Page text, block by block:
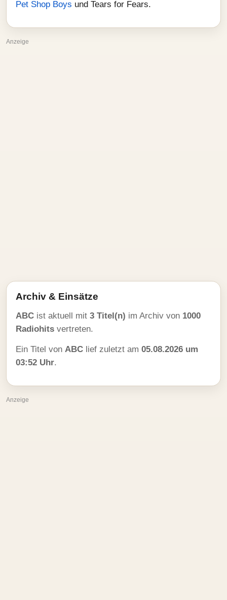
Pet Shop Boys und Tears for Fears.
Anzeige
Archiv & Einsätze
ABC ist aktuell mit 3 Titel(n) im Archiv von 1000
Radiohits vertreten.
Ein Titel von ABC lief zuletzt am 05.08.2026 um
03:52 Uhr.
Anzeige